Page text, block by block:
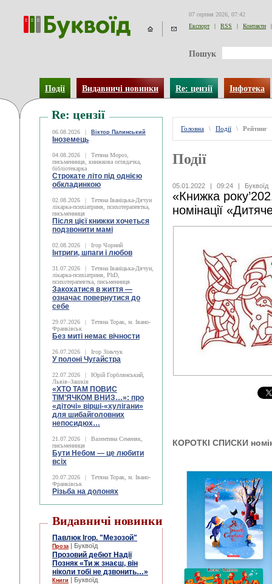
07 серпня 2026, 07:42
Експорт
| RSS | Контакти |
Пошук
Події Видавничі новинки Re: цензії Інфотека
Re: цензії
06.08.2026 | Віктор Палинський
Іноземець
04.08.2026 |
Тетяна Мороз,
письменниця, книжкова оглядачка,
бібліотекарка
Строкате літо під однією
обкладинкою
02.08.2026 |
Тетяна Іваніцька-Дячун
лікарка-психіатриня, психотерапевтка,
письменниця
Після цієї книжки хочеться
подзвонити мамі
02.08.2026 | Ігор Чорний
Інтриги, шпаги і любов
31.07.2026 |
Тетяна Іваніцька-Дячун,
лікарка-психіатриня, PhD,
психотерапевтка, письменниця
Закохатися в життя —
означає повернутися до
себе
29.07.2026 |
Тетяна Торак, м. Івано-
Франківськ
Без миті немає вічности
26.07.2026 | Ігор Зіньчук
У полоні Чугайстра
22.07.2026 |
Юрій Горблянський,
Львів–Зашків
«ХТО ТАМ ПОВИС
ТІМ’ЯЧКОМ ВНИЗ…»: про
«діточі» вірші-«хулігани»
для шибайголовних
непосидюх…
21.07.2026 |
Валентина Семеняк,
письменниця
Бути Небом ― це любити
всіх
20.07.2026 |
Тетяна Торак, м. Івано-
Франківськ
Різьба на долонях
Видавничі новинки
Павлюк Ігор. "Мезозой"
Проза | Буквоїд
Прозовий дебют Надії
Позняк «Ти ж знаєш, він
ніколи тобі не дзвонить…»
Книги | Буквоїд
Головна \ Події \ Рейтинг
Події
05.01.2022 | 09:24 | Буквоїд
«Книжка
номінації
КОРОТКІ СПИСКИ